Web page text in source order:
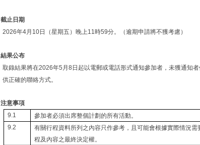
截止日期
2026年4月 10日（星期五）晚上11 時59分。（逾期申請將不獲考慮）
結果公布
取錄結果將在2026年5 月8 日起以電郵或電話形式通知參加者，未獲通知
供正確的聯絡方式。
注意事項
9.1 參加者必須出席整個計劃的所有活動。
9.2
有關行程資料所列之內容只作參考，且可能會根據實際情況
程及內容之最終決定權。